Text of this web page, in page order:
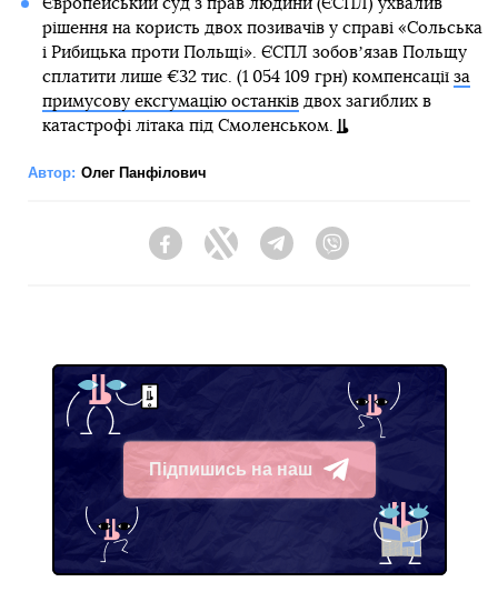
Європейський суд з прав людини (ЄСПЛ) ухвалив
рішення на користь двох позивачів у справі «Сольська
і Рибицька проти Польщі». ЄСПЛ зобовʼязав Польщу
сплатити лише €32 тис. (1 054 109 грн) компенсації за
примусову ексгумацію останківдвох загиблих в
катастрофі літака під Смоленськом.
Автор: Олег Панфілович
FacebookTwitter Telegram
Підпишись на наш
Telegram